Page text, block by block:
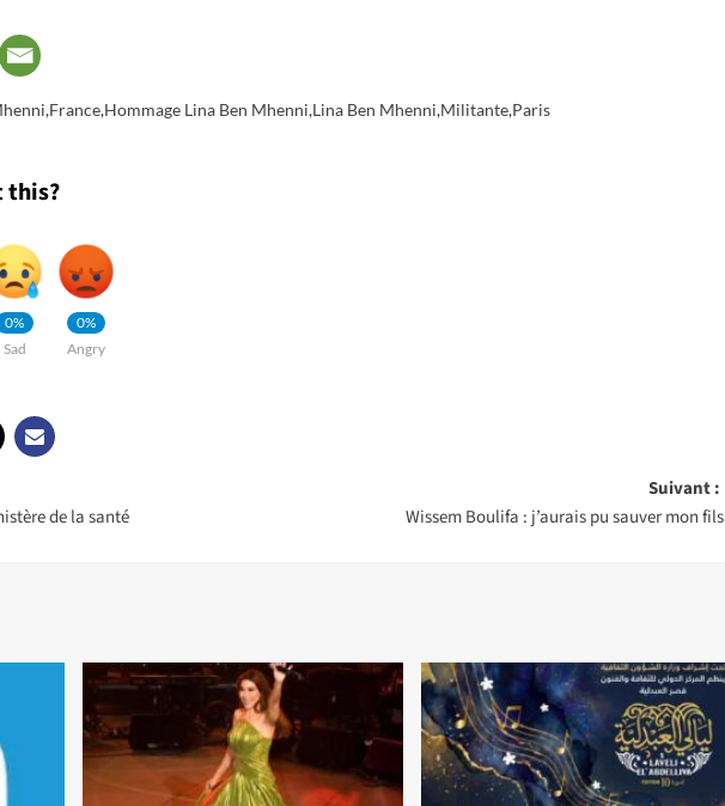
,France,Hommage Lina Ben Mhenni,Lina Ben Mhenni,Militante,Paris
this?
0%
Sad
0%
Angry
de la santé
Suivant :
Wissem Boulifa : j’aurais pu sauver mon fils